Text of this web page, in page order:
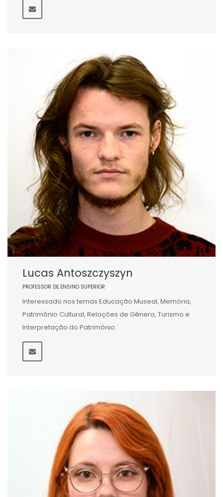
Lucas Antoszczyszyn
PROFESSOR DE ENSINO SUPERIOR
Interessado nos temas Educação Museal, Memória,
Patrimônio Cultural, Relações de Gênero, Turismo e
Interpretação do Patrimônio.